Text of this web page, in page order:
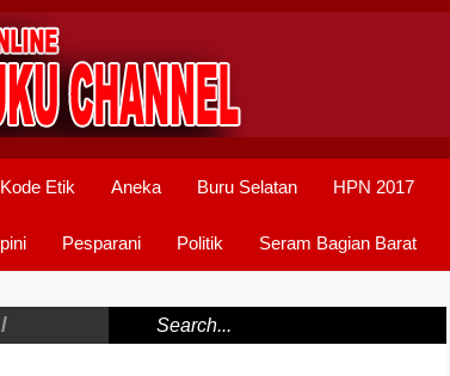
Kode Etik Aneka Buru Selatan HPN 2017
Pesparani Politik Seram Bagian Barat
/